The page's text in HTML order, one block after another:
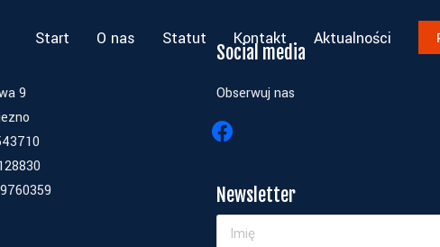
Start O nas Statut Kontakt Aktualności
9
Social media
Obserwuj nas
Newsletter